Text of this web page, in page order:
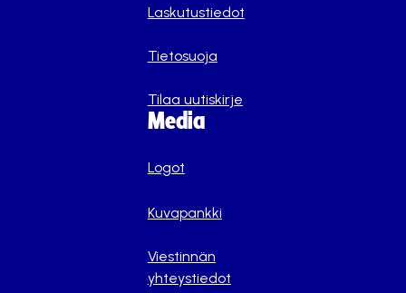
Laskutustiedot
Tietosuoja
Tilaa uutiskirje
Media
Logot
Kuvapankki
Viestinnän
yhteystiedot